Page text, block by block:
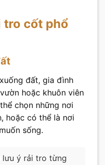
tro cốt phổ
đất, gia đình
hoặc khuôn viên
chọn những nơi
hoặc có thể là nơi
sống.
lưu ý rải tro từng